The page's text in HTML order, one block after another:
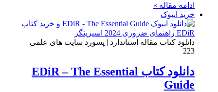
ادامه مقاله »
خرید ایبوک
دانلود کتاب مقاله استاندارد | پسورد سایت های علمی
223
دانلود کتاب EDiR – The Essential
Guide